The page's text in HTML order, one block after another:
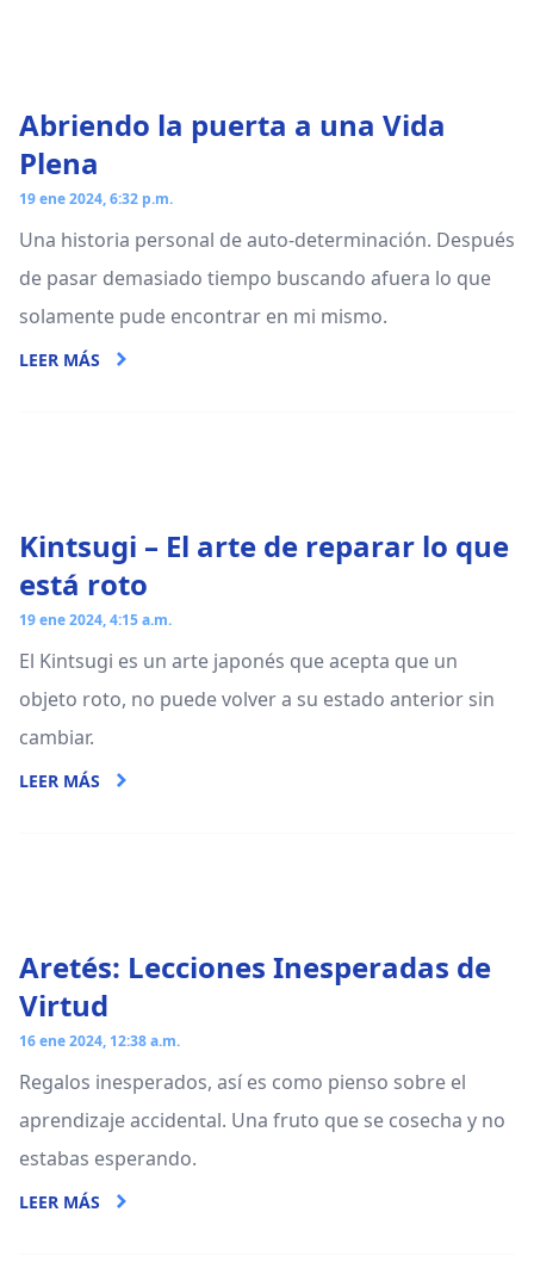
Abriendo la puerta a una Vida
Plena
19 ene 2024, 6:32 p.m.
Una historia personal de auto-determinación. Después
de pasar demasiado tiempo buscando afuera lo que
solamente pude encontrar en mi mismo.
LEER MÁS
Kintsugi – El arte de reparar lo que
está roto
19 ene 2024, 4:15 a.m.
El Kintsugi es un arte japonés que acepta que un
objeto roto, no puede volver a su estado anterior sin
cambiar.
LEER MÁS
Aretés: Lecciones Inesperadas de
Virtud
16 ene 2024, 12:38 a.m.
Regalos inesperados, así es como pienso sobre el
aprendizaje accidental. Una fruto que se cosecha y no
estabas esperando.
LEER MÁS